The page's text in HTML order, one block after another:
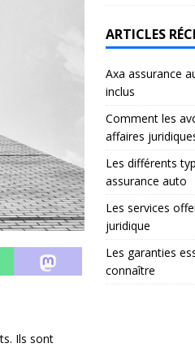
Ils sont
ARTICLES
Axa assurance
inclus
Comment les
affaires
Les différents
assurance auto
Les services
juridique
Les garanties
connaître